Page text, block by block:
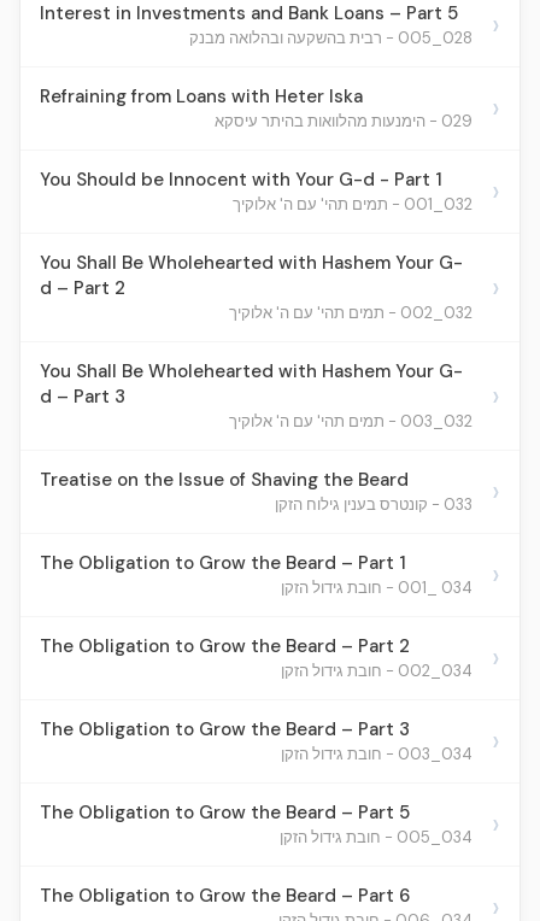
Interest in Investments and Bank Loans – Part 5
028_005 - רבית בהשקעה ובהלואה מבנק ›
Refraining from Loans with Heter Iska
029 - הימנעות מהלוואות בהיתר עיסקא ›
You Should be Innocent with Your G-d - Part 1
032_001 - תמים תהי' עם ה' אלוקיך ›
You Shall Be Wholehearted with Hashem Your G-
d – Part 2
032_002 - תמים תהי' עם ה' אלוקיך
›
You Shall Be Wholehearted with Hashem Your G-
d – Part 3
032_003 - תמים תהי' עם ה' אלוקיך
›
Treatise on the Issue of Shaving the Beard
033 - קונטרס בענין גילוח הזקן ›
The Obligation to Grow the Beard – Part 1
034 _001 - חובת גידול הזקן ›
The Obligation to Grow the Beard – Part 2
034_002 - חובת גידול הזקן ›
The Obligation to Grow the Beard – Part 3
034_003 - חובת גידול הזקן ›
The Obligation to Grow the Beard – Part 5
034_005 - חובת גידול הזקן ›
The Obligation to Grow the Beard – Part 6 ›